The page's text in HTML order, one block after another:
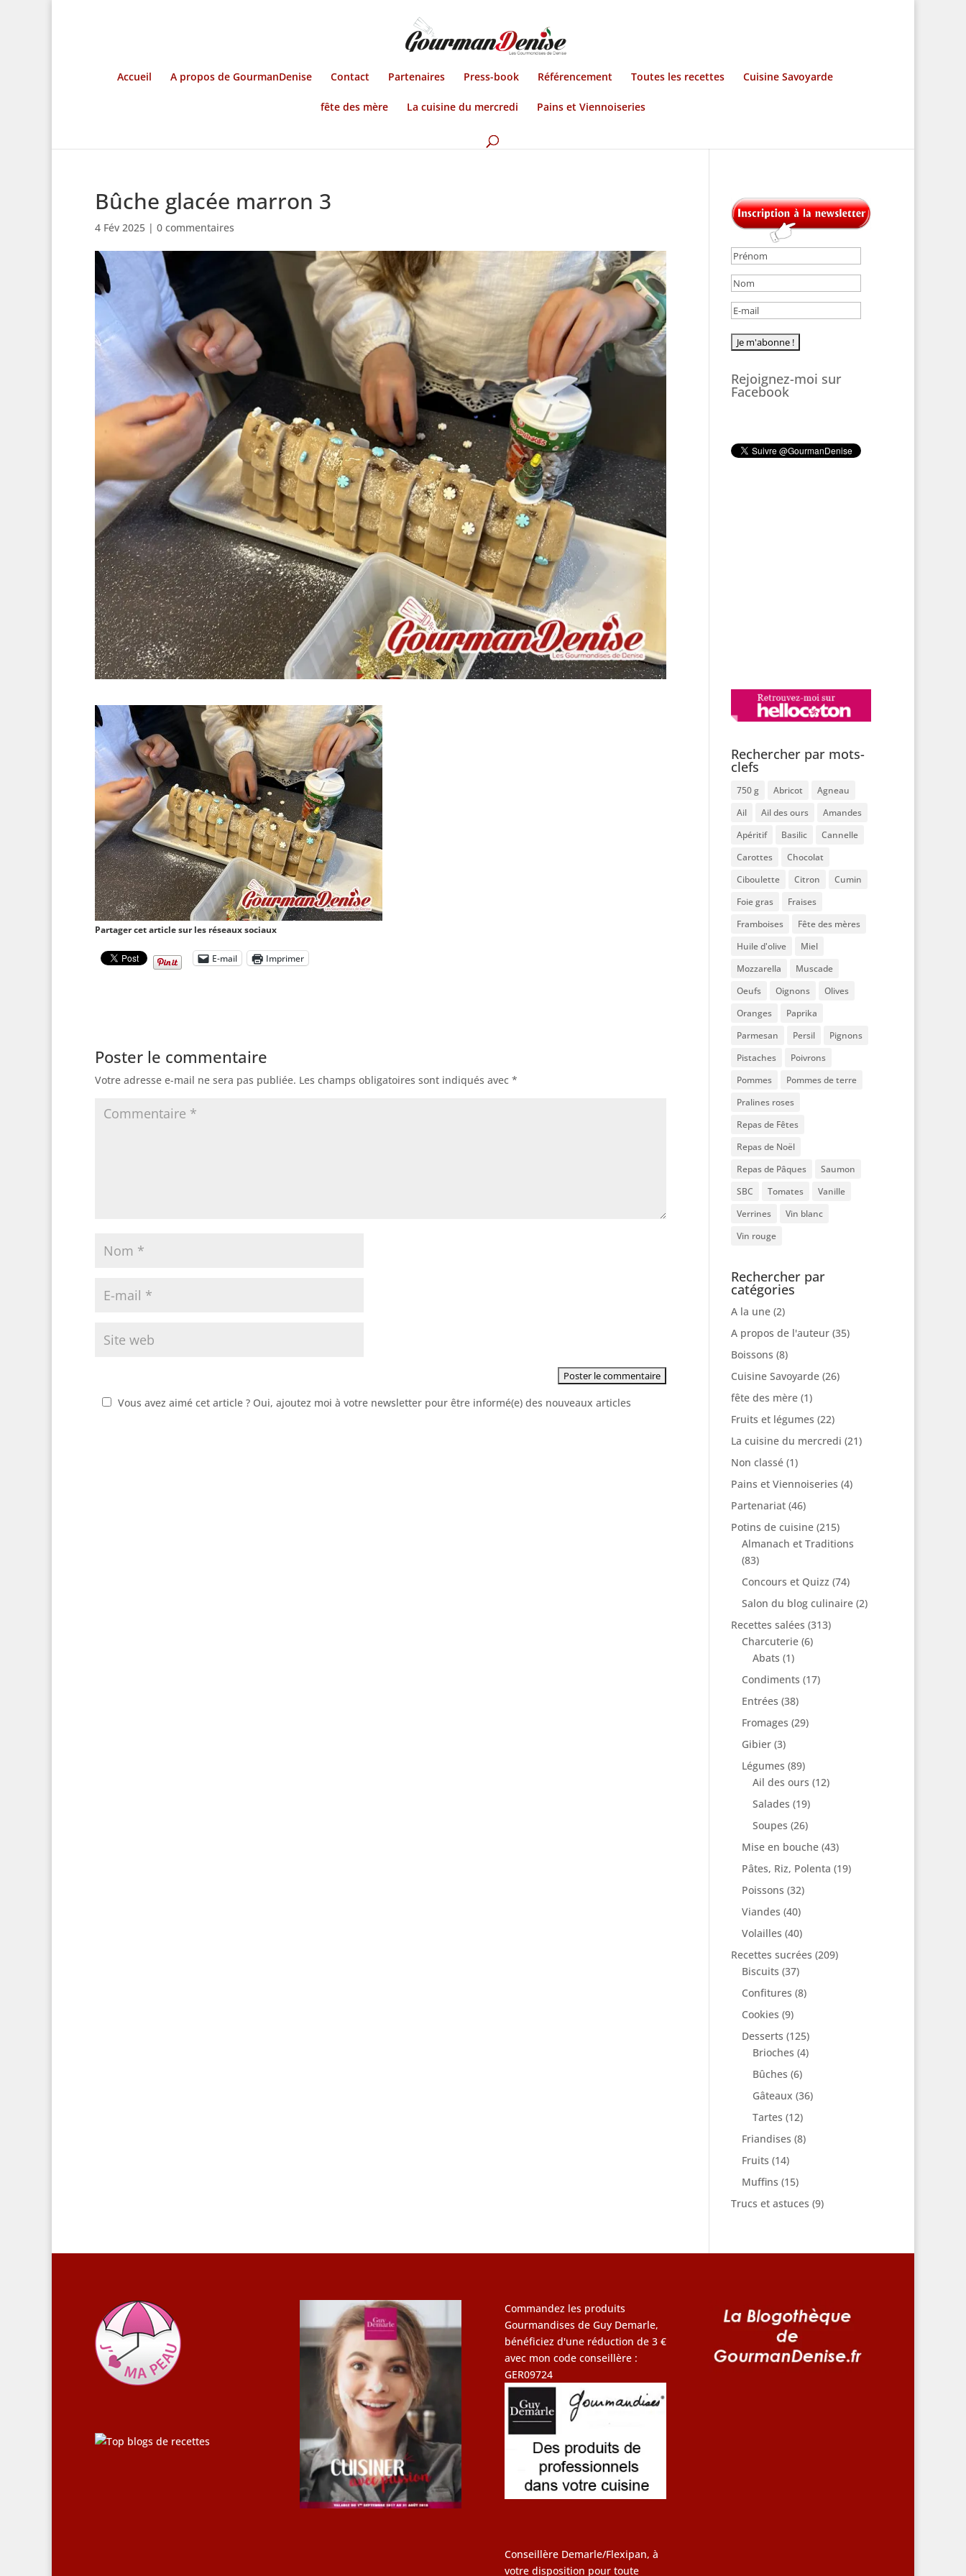
Accueil A propos de GourmanDenise Contact Partenaires Press-book Référencement Toutes les recettes Cuisine Savoyarde
fête des mère La cuisine du mercredi Pains et Viennoiseries
Bûche glacée marron 3
4 Fév 2025 | 0 commentaires
Partager cet article sur les réseaux sociaux
E-mail Imprimer
Poster le commentaire
Votre adresse e-mail ne sera pas publiée. Les champs obligatoires sont indiqués avec *
Vous avez aimé cet article ? Oui, ajoutez moi à votre newsletter pour être informé(e) des nouveaux articles
Rejoignez-moi sur
Facebook
Rechercher par mots-
clefs
750 g Abricot
Agneau
Ail
Ail des ours
Amandes
Apéritif
Basilic
Cannelle
Carottes
Chocolat
Ciboulette
Citron
Cumin
Foie gras
Fraises
Framboises
Fête des mères
Huile d'olive
Miel
Mozzarella
Muscade
Oeufs
Oignons
Olives
Oranges
Paprika
Parmesan
Persil
Pignons
Pistaches
Poivrons
Pommes
Pommes de terre
Pralines roses
Repas de Fêtes
Repas de Noël
Repas de Pâques
Saumon
SBC
Tomates
Vanille
Verrines
Vin blanc
Vin rouge
Rechercher par
catégories
A la une(2)
A propos de l'auteur(35)
Boissons (8)
Cuisine Savoyarde(26)
fête des mère(1)
Fruits et légumes (22)
La cuisine du mercredi (21)
Non classé(1)
Pains et Viennoiseries (4)
Partenariat(46)
Potins de cuisine(215)
Almanach et Traditions
(83)
Concours et Quizz (74)
Salon du blog culinaire(2)
Recettes salées (313)
Charcuterie(6)
Abats (1)
Condiments (17)
Entrées (38)
Fromages (29)
Gibier(3)
Légumes (89)
Ail des ours (12)
Salades (19)
Soupes (26)
Mise en bouche(43)
Pâtes, Riz, Polenta (19)
Poissons (32)
Viandes (40)
Volailles (40)
Recettes sucrées (209)
Biscuits (37)
Confitures (8)
Cookies (9)
Desserts (125)
Brioches (4)
Bûches (6)
Gâteaux (36)
Tartes (12)
Friandises (8)
Fruits (14)
Muffins (15)
Trucs et astuces (9)
Commandez les produits
Gourmandises de Guy Demarle,
bénéficiez d'une réduction de 3 €
avec mon code conseillère :
GER09724
Conseillère Demarle/Flexipan, à
votre disposition pour toute